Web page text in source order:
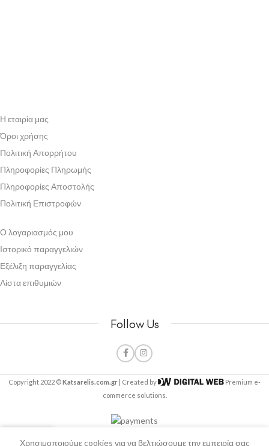
Η εταιρία μας
Όροι χρήσης
Πολιτική Απορρήτου
Πληροφορίες Πληρωμής
Πληροφορίες Αποστολής
Πολιτική Επιστροφών
Ο λογαριασμός μου
Ιστορικό παραγγελιών
Εξέλιξη παραγγελίας
Λίστα επιθυμιών
Follow Us
Copyright 2022 ©Katsarelis.com.gr | Created by
Premium e-
commerce solutions.
Χρησιμοποιούμε cookies για να βελτιώσουμε την εμπειρία σας